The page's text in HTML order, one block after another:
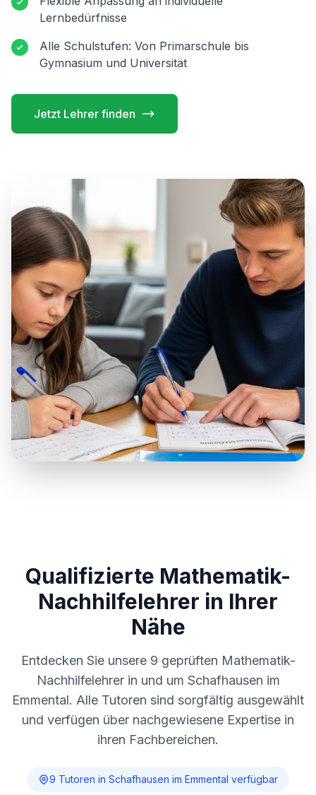
Lernbedürfnisse
Alle Schulstufen: Von Primarschule bis
Gymnasium und Universität
Jetzt Lehrer finden
Qualifizierte Mathematik-
Nachhilfelehrer in Ihrer
Nähe
Entdecken Sie unsere 9 geprüften Mathematik-
Nachhilfelehrer in und um Schafhausen im
Emmental. Alle Tutoren sind sorgfältig ausgewählt
und verfügen über nachgewiesene Expertise in
ihren Fachbereichen.
9 Tutoren in Schafhausen im Emmental verfügbar